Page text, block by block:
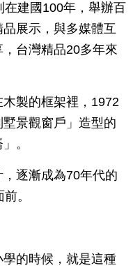
建國100年，舉辦百
展示，與多媒體互
台灣精品20多年來
製的框架裡，1972
景觀窗戶」造型的
。
逐漸成為70年代的
。
的時候，就是這種